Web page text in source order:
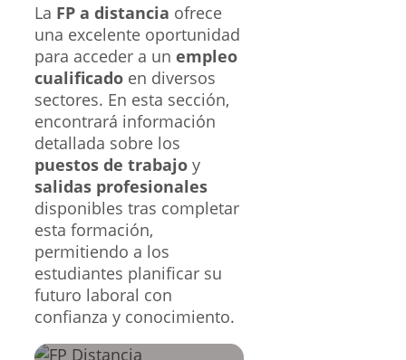
La FP a distancia ofrece
una excelente oportunidad
para acceder a un empleo
cualificado en diversos
sectores. En esta sección,
encontrará información
detallada sobre los
puestos de trabajo y
salidas profesionales
disponibles tras completar
esta formación,
permitiendo a los
estudiantes planificar su
futuro laboral con
confianza y conocimiento.